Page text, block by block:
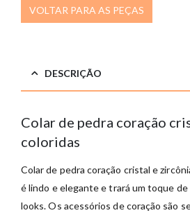
VOLTAR PARA AS PEÇAS
DESCRIÇÃO
Colar de pedra coração
coloridas
Colar de pedra coração cristal e
é lindo e elegante e trará um toque
looks. Os acessórios de coração são